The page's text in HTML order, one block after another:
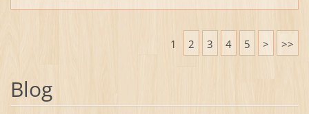
1 2 3 4 5 > >>
Blog